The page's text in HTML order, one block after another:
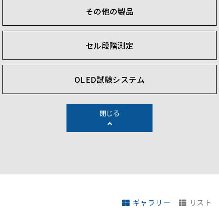
その他の製品
セル段階測定
OLED試験システム
閉じる
ギャラリー リスト